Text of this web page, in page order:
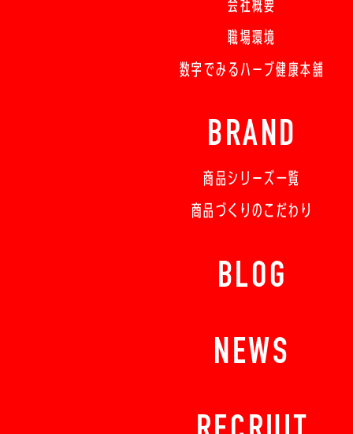
会社概要
職場環境
数字でみるハーブ健康本舗
BRAND
商品シリーズ一覧
商品づくりのこだわり
BLOG
NEWS